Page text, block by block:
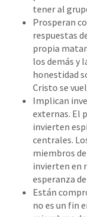
tener al
Prosperan
respuestas
propia
los demás y
honestidad
Cristo se
Implican
externas. El
invierten
centrales.
miembros
invierten en
esperanza
Están
no es un fin